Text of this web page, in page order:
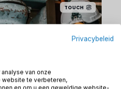
TOUCH
Privacybeleid
van onze
te verbeteren,